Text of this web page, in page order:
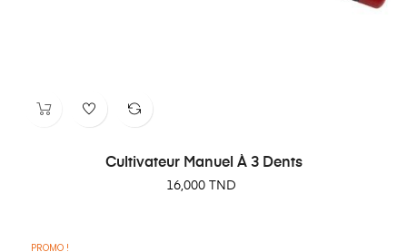
Cultivateur Manuel À 3 Dents
Prix
16,000 TND
PROMO !